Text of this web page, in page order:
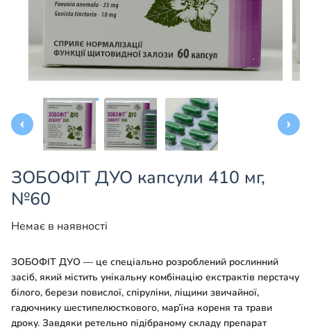
ЗОБОФІТ ДУО капсули 410 мг,
№60
Немає в наявності
ЗОБОФІТ ДУО — це спеціально розроблений рослинний
засіб, який містить унікальну комбінацію екстрактів перстачу
білого, берези повислої, спіруліни, ліщини звичайної,
гадючнику шестипелюсткового, мар’їна кореня та трави
дроку. Завдяки ретельно підібраному складу препарат